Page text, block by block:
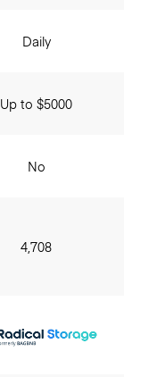
Daily
Up to $5000
No
4,708